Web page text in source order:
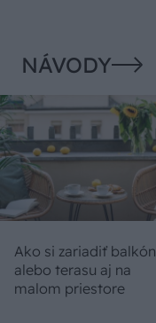
NÁVODY
Ako si zariadiť balkón
alebo terasu aj na
malom priestore